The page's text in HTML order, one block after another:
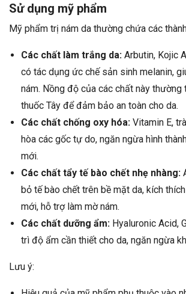
Sử dụng mỹ phẩm
Mỹ phẩm trị nám da thường chứa các
Các chất làm trắng da: Arbutin, Kojic
có tác dụng ức chế sản sinh melanin,
nám. Nồng độ của các chất này
thuốc Tây để đảm bảo an toàn cho da.
Các chất chống oxy hóa: Vitamin E,
hòa các gốc tự do, ngăn ngừa hình
mới.
Các chất tẩy tế bào chết nhẹ nhàng:
bỏ tế bào chết trên bề mặt da, kích
mới, hỗ trợ làm mờ nám.
Các chất dưỡng ẩm: Hyaluronic Acid,
trì độ ẩm cần thiết cho da, ngăn ngừa
Lưu ý: